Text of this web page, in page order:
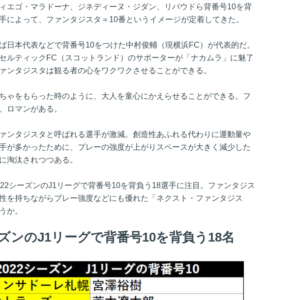
エゴ・マラドーナ、ジネディーヌ・ジダン、リバウドら背番号10を背
によって、ファンタジスタ＝10番というイメージが定着してきた。
日本代表などで背番号10をつけた中村俊輔（現横浜FC）が代表的だ。
ルティックFC（スコットランド）のサポーターが「ナカムラ」に魅了
ンタジスタは観る者の心をワクワクさせることができる。
ゃをもらった時のように、大人を童心にかえらせることができる。フ
ロマンがある。
ンタジスタと呼ばれる選手が激減。創造性あふれる代わりに運動量や
が多かったために、プレーの強度が上がりスペースが大きく減少した
淘汰されつつある。
シーズンのJ1リーグで背番号10を背負う18選手に注目。ファンタジス
を持ちながらプレー強度などにも優れた「ネクスト・ファンタジス
か。
ンのJ1リーグで背番号10を背負う18名